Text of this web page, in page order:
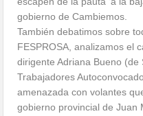
gobierno de Cambiemos.
También debatimos sobre
FESPROSA, analizamos el
dirigente Adriana Bueno (de
Trabajadores
amenazada con volantes
gobierno provincial de Juan